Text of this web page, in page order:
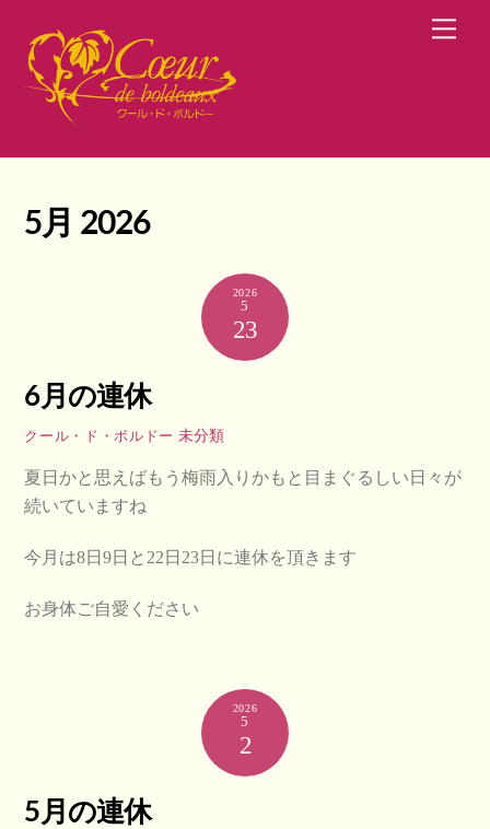
content
5月 2026
2026
5
23
6月の連休
クール・ド・ボルドー 未分類
夏日かと思えばもう梅雨入りかもと目まぐるしい日々が
続いていますね
今月は8日9日と22日23日に連休を頂きます
お身体ご自愛ください
2026
5
2
5月の連休